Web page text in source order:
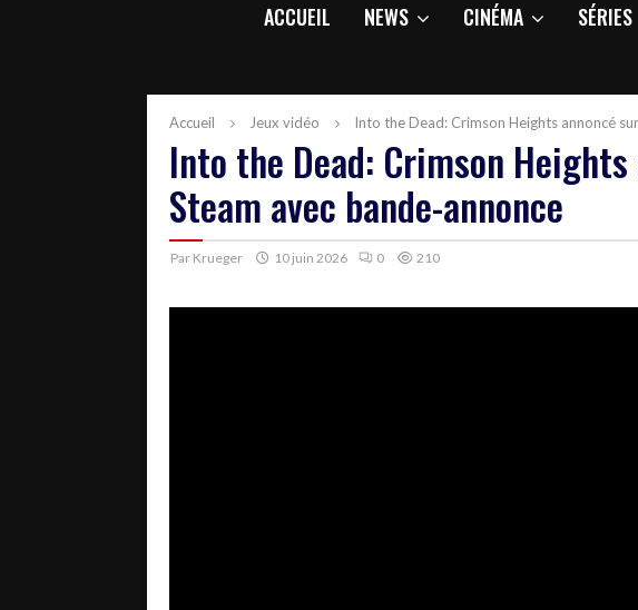
ACCUEIL NEWS CINÉMA SÉRIES
Accueil Jeux vidéo Into the Dead: Crimson Heights annoncé
Into the Dead: Crimson
Steam avec bande-annonce
Par Krueger 10 juin 2026 0 210